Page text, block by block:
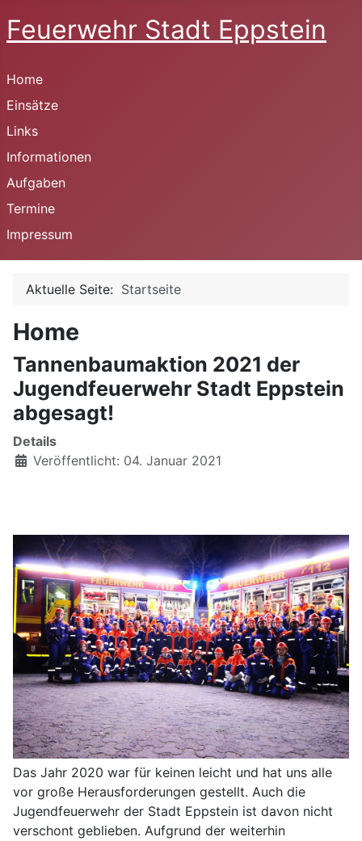
Feuerwehr Stadt Eppstein
Home
Einsätze
Links
Informationen
Aufgaben
Termine
Impressum
Aktuelle Seite: Startseite
Home
Tannenbaumaktion 2021 der
Jugendfeuerwehr Stadt Eppstein
abgesagt!
Details
Veröffentlicht: 04. Januar 2021
Das Jahr 2020 war für keinen leicht und hat uns alle
vor große Herausforderungen gestellt. Auch die
Jugendfeuerwehr der Stadt Eppstein ist davon nicht
verschont geblieben. Aufgrund der weiterhin